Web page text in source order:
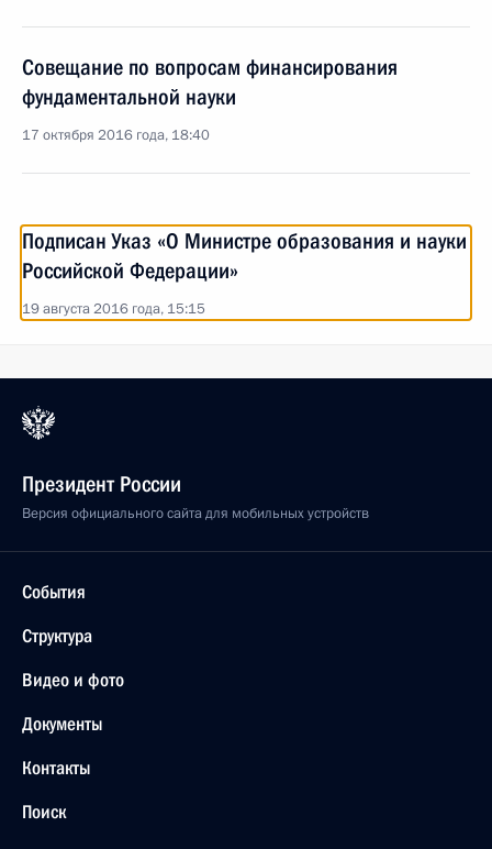
Совещание по вопросам финансирования
фундаментальной науки
17 октября 2016 года, 18:40
Подписан Указ «О Министре образования и науки
Российской Федерации»
19 августа 2016 года, 15:15
Президент России
Версия официального сайта для мобильных устройств
События
Структура
Видео и фото
Документы
Контакты
Поиск